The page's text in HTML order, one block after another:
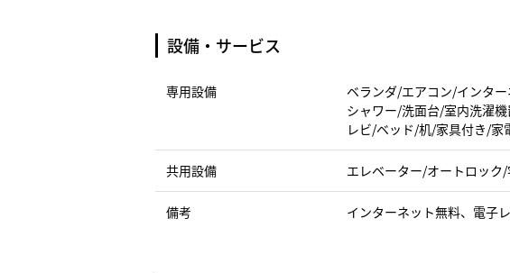
設備・サービス
専用設備
ベランダ/エアコン/インタ
シャワー/洗面台/室内洗濯
レビ/ベッド/机/家具付き/
共用設備 エレベーター/オートロック
備考 インターネット無料、電子